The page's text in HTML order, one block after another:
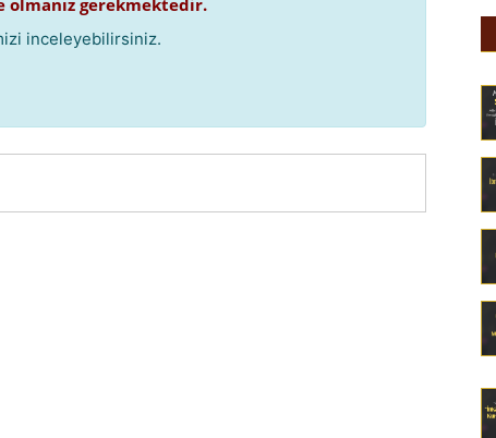
olmanız gerekmektedir.
inceleyebilirsiniz.